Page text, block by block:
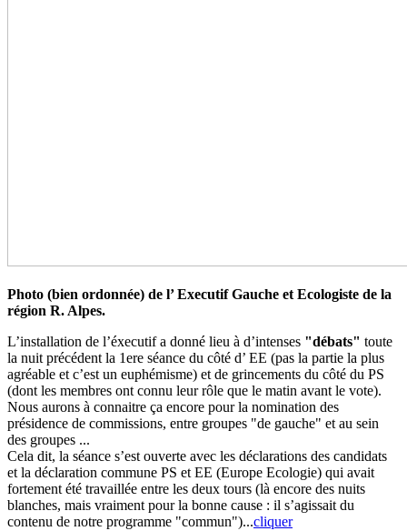
Photo (bien ordonnée) de l’ Executif Gauche et Ecologiste de la
région R. Alpes.
L’installation de l’éxecutif a donné lieu à d’intenses "débats" toute
la nuit précédent la 1ere séance du côté d’ EE (pas la partie la plus
agréable et c’est un euphémisme) et de grincements du côté du PS
(dont les membres ont connu leur rôle que le matin avant le vote).
Nous aurons à connaitre ça encore pour la nomination des
présidence de commissions, entre groupes "de gauche" et au sein
des groupes ...
Cela dit, la séance s’est ouverte avec les déclarations des candidats
et la déclaration commune PS et EE (Europe Ecologie) qui avait
fortement été travaillée entre les deux tours (là encore des nuits
blanches, mais vraiment pour la bonne cause : il s’agissait du
contenu de notre programme "commun")...cliquer